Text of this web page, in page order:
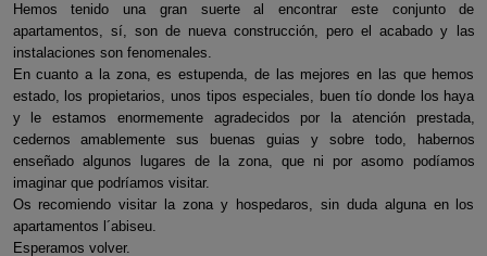
Hemos tenido una gran suerte al encontrar este conjunto de
apartamentos, sí, son de nueva construcción, pero el acabado y las
instalaciones son fenomenales.
En cuanto a la zona, es estupenda, de las mejores en las que hemos
estado, los propietarios, unos tipos especiales, buen tío donde los haya
y le estamos enormemente agradecidos por la atención prestada,
cedernos amablemente sus buenas guias y sobre todo, habernos
enseñado algunos lugares de la zona, que ni por asomo podíamos
imaginar que podríamos visitar.
Os recomiendo visitar la zona y hospedaros, sin duda alguna en los
apartamentos l´abiseu.
Esperamos volver.